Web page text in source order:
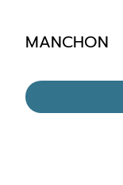
MANCHON